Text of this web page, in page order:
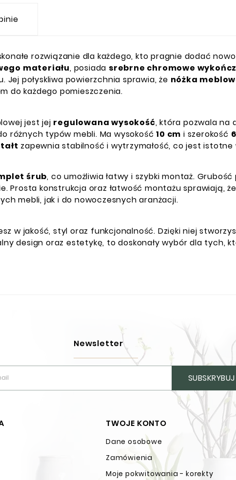
rozwiązanie dla każdego, kto pragnie dodać
materiału, posiada srebrne chromowe
połyskliwa powierzchnia sprawia, że nóżka
do każdego pomieszczenia.
jest jej regulowana wysokość, która pozwala na
różnych typów mebli. Ma wysokość10 cm i szerokość
zapewnia stabilność i wytrzymałość, co jest
śrub, co umożliwia łatwy i szybki montaż.
Prosta konstrukcja oraz łatwość montażu sprawiają,
mebli, jak i do nowoczesnych aranżacji.
w jakość, styl oraz funkcjonalność. Dzięki niej
design oraz estetykę, to doskonały wybór dla tych,
Newsletter
SUBSKRYBUJ
TWOJE KONTO
Dane osobowe
Zamówienia
Moje pokwitowania - korekty